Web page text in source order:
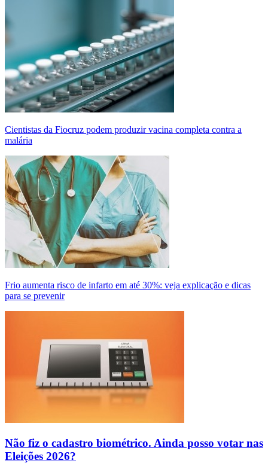
Cientistas da Fiocruz podem produzir vacina completa contra a
malária
Frio aumenta risco de infarto em até 30%: veja explicação e dicas
para se prevenir
Não fiz o cadastro biométrico. Ainda posso votar nas
Eleições 2026?